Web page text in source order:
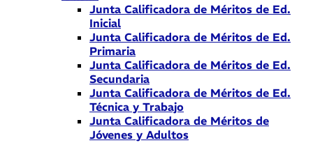
Junta Calificadora de Méritos de Ed.
Inicial
Junta Calificadora de Méritos de Ed.
Primaria
Junta Calificadora de Méritos de Ed.
Secundaria
Junta Calificadora de Méritos de Ed.
Técnica y Trabajo
Junta Calificadora de Méritos de
Jóvenes y Adultos